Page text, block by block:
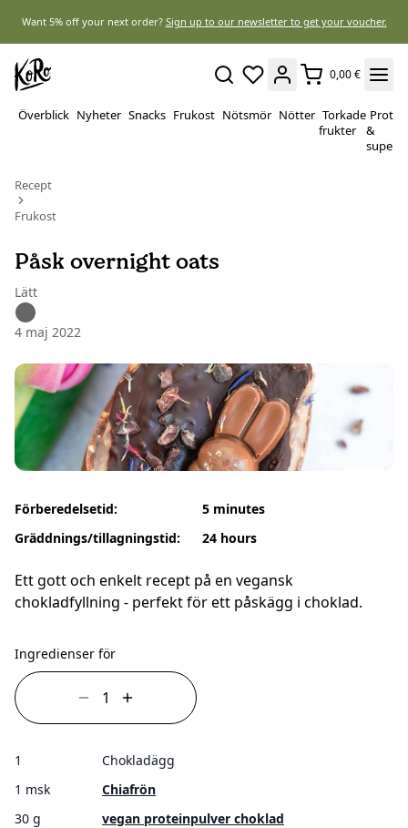
Want 5% off your next order? Sign up to our newsletter to get your voucher.
0,00 €
Överblick Nyheter Snacks Frukost Nötsmör Nötter Torkade
frukter
&
Recept
Frukost
Påsk overnight oats
Lätt
4 maj 2022
Förberedelsetid:
Gräddnings/tillagningstid:
5 minutes
24 hours
Ett gott och enkelt recept på en vegansk
chokladfyllning - perfekt för ett påskägg i choklad.
Ingredienser för
1
Chokladägg
1 msk
Chiafrön
30 g
vegan proteinpulver choklad